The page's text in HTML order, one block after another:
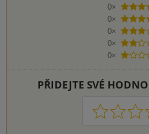
0×
5
0×
4
0×
3
0×
2
0×
1
PŘIDEJTE SVÉ
1 2 3 4 5